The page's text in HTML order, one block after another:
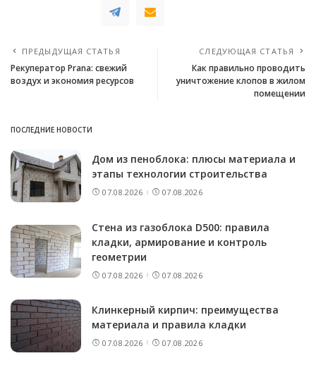
ПРЕДЫДУЩАЯ СТАТЬЯ
Рекуператор Prana: свежий
воздух и экономия ресурсов
СЛЕДУЮЩАЯ СТАТЬЯ
Как правильно проводить
уничтожение клопов в жилом
помещении
ПОСЛЕДНИЕ НОВОСТИ
Дом из пеноблока: плюсы материала и
этапы технологии строительства
07.08.2026 07.08.2026
Стена из газоблока D500: правила
кладки, армирование и контроль
геометрии
07.08.2026 07.08.2026
Клинкерный кирпич: преимущества
материала и правила кладки
07.08.2026 07.08.2026